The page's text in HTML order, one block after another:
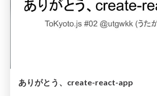
ありがとう、create-react-app